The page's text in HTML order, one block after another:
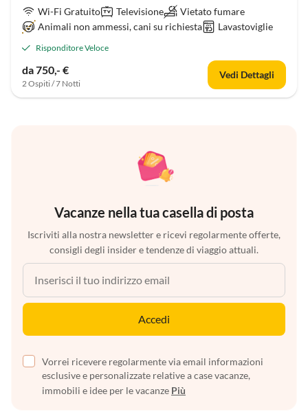
Wi-Fi Gratuito
Televisione
Vietato fumare
Animali non ammessi, cani su richiesta
Lavastoviglie
Risponditore Veloce
da 750,- €
2 Ospiti / 7 Notti
Vedi Dettagli
Vacanze nella tua casella di posta
Iscriviti alla nostra newsletter e ricevi regolarmente offerte,
consigli degli insider e tendenze di viaggio attuali.
Accedi
Vorrei ricevere regolarmente via email informazioni
esclusive e personalizzate relative a case vacanze,
immobili e idee per le vacanze Più